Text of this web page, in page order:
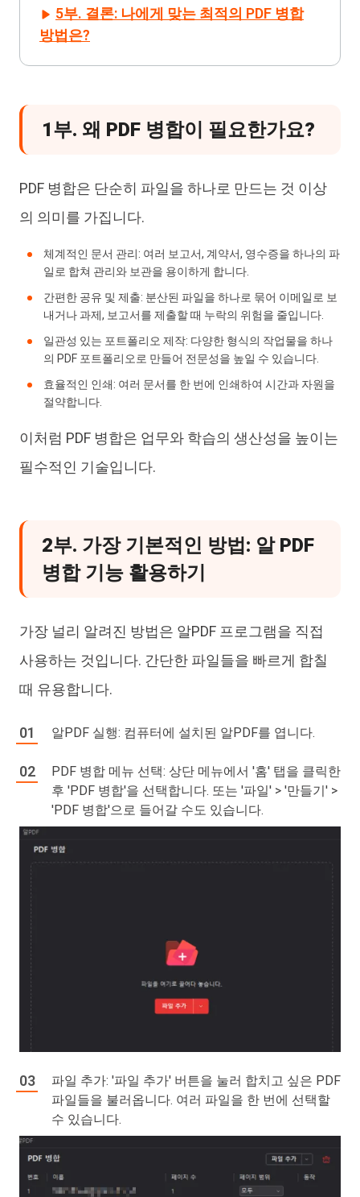
5부. 결론: 나에게 맞는 최적의 PDF 병합
방법은?
1부. 왜 PDF 병합이 필요한가요?
PDF 병합은 단순히 파일을 하나로 만드는 것 이상
의 의미를 가집니다.
체계적인 문서 관리: 여러 보고서, 계약서, 영수증을 하나의 파
일로 합쳐 관리와 보관을 용이하게 합니다.
간편한 공유 및 제출: 분산된 파일을 하나로 묶어 이메일로 보
내거나 과제, 보고서를 제출할 때 누락의 위험을 줄입니다.
일관성 있는 포트폴리오 제작: 다양한 형식의 작업물을 하나
의 PDF 포트폴리오로 만들어 전문성을 높일 수 있습니다.
효율적인 인쇄: 여러 문서를 한 번에 인쇄하여 시간과 자원을
절약합니다.
이처럼 PDF 병합은 업무와 학습의 생산성을 높이는
필수적인 기술입니다.
2부. 가장 기본적인 방법: 알 PDF
병합 기능 활용하기
가장 널리 알려진 방법은 알PDF 프로그램을 직접
사용하는 것입니다. 간단한 파일들을 빠르게 합칠
때 유용합니다.
알PDF 실행: 컴퓨터에 설치된 알PDF를 엽니다.
PDF 병합 메뉴 선택: 상단 메뉴에서 '홈' 탭을 클릭한
후 'PDF 병합'을 선택합니다. 또는 '파일' > '만들기' >
'PDF 병합'으로 들어갈 수도 있습니다.
파일 추가: '파일 추가' 버튼을 눌러 합치고 싶은 PDF
파일들을 불러옵니다. 여러 파일을 한 번에 선택할
수 있습니다.